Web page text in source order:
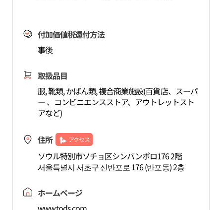
付加価値税還付方法
事後
取扱品目
服, 靴類, かばん類, 複合商業施設(百貨店、スーパ
ー 、コンビニエンスストア、アウトレットスト
アなど)
住所 アクセス
ソウル特別市ソチョ区シンバンポロ176 2階
서울특별시 서초구 신반포로 176 (반포동) 2층
ホームページ